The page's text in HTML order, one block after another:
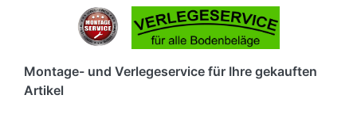
Montage- und Verlegeservice für Ihre gekauften
Artikel